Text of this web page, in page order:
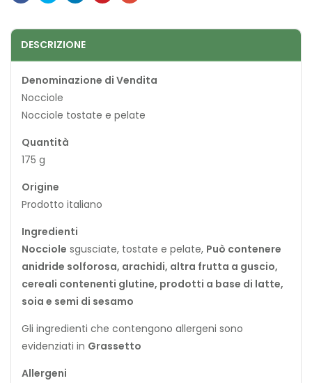
DESCRIZIONE
Denominazione di Vendita
Nocciole
Nocciole tostate e pelate
Quantità
175 g
Origine
Prodotto italiano
Ingredienti
Nocciole sgusciate, tostate e pelate, Può contenere
anidride solforosa, arachidi, altra frutta a guscio,
cereali contenenti glutine, prodotti a base di latte,
soia e semi di sesamo
Gli ingredienti che contengono allergeni sono
evidenziati in Grassetto
Allergeni